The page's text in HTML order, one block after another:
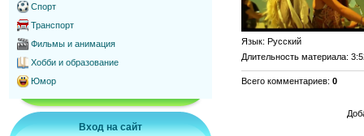
Спорт
Транспорт
Фильмы и анимация
Хобби и образование
Юмор
Вход на сайт
Язык: Русский
Длительность материала:
Всего комментариев: 0